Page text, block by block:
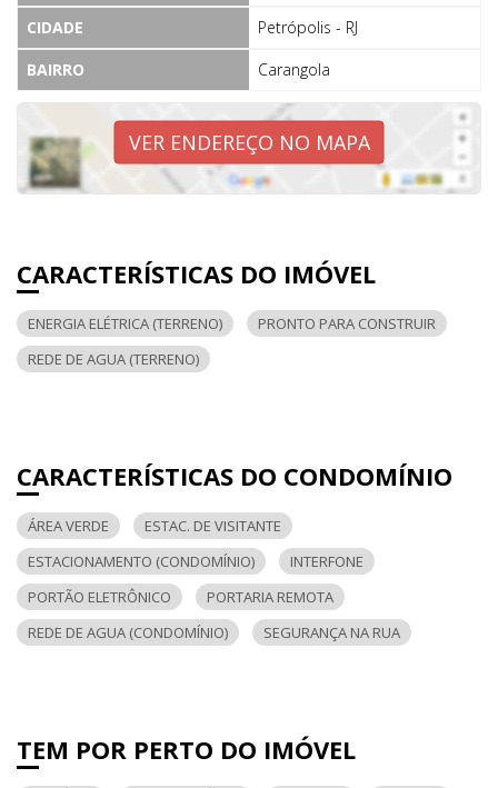
CIDADE
Petrópolis - RJ
BAIRRO
Carangola
VER ENDEREÇO NO MAPA
CARACTERÍSTICAS DO IMÓVEL
ENERGIA ELÉTRICA (TERRENO)
PRONTO PARA CONSTRUIR
REDE DE AGUA (TERRENO)
CARACTERÍSTICAS DO CONDOMÍNIO
ÁREA VERDE
ESTAC. DE VISITANTE
ESTACIONAMENTO (CONDOMÍNIO)
INTERFONE
PORTÃO ELETRÔNICO
PORTARIA REMOTA
REDE DE AGUA (CONDOMÍNIO)
SEGURANÇA NA RUA
TEM POR PERTO DO IMÓVEL